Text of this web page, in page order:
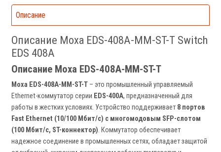
Описание
Описание Moxa EDS-408A-MM-ST-T Switch
EDS 408A
Описание Moxa EDS-408A-MM-ST-T
Moxa EDS-408A-MM-ST-T – это промышленный управляемый
Ethernet-коммутатор серии EDS-400A, предназначенный для
работы в жестких условиях. Устройство поддерживает 8 портов
Fast Ethernet (10/100 Мбит/с) с многомодовым SFP-слотом
(100 Мбит/с, ST-коннектор). Коммутатор обеспечивает
надежное соединение в промышленных сетях, обладает защитой